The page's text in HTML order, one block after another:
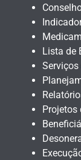
Lista de
Serviços